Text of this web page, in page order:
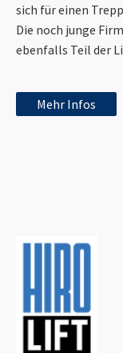
sich für einen
Die noch junge
ebenfalls Teil der
Mehr Infos